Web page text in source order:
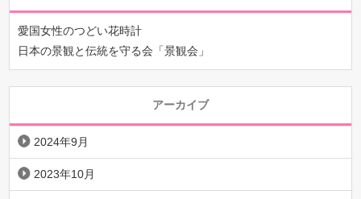
愛国女性のつどい花時計
日本の景観と伝統を守る会「景観会」
アーカイブ
2024年9月
2023年10月